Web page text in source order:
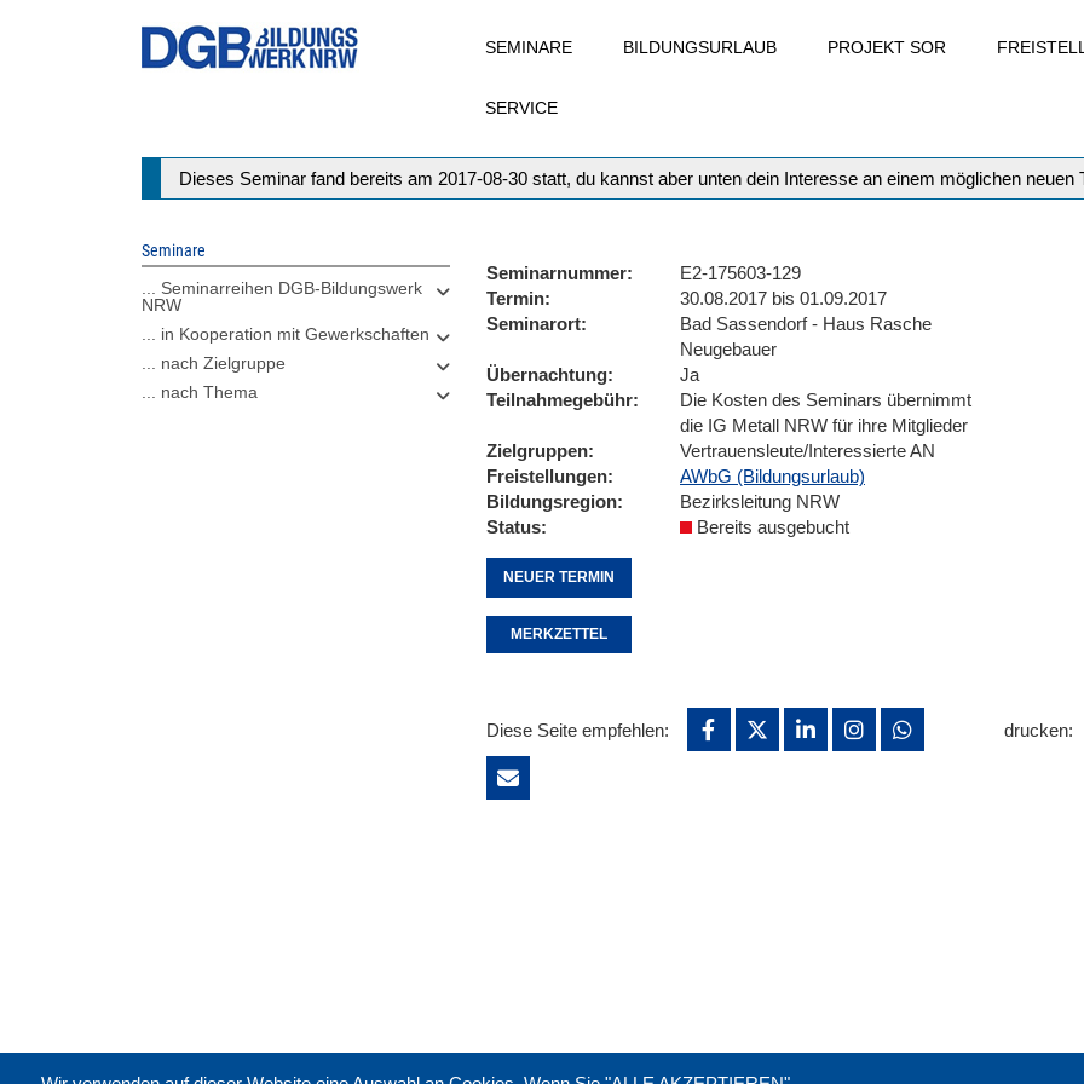
SEMINARE BILDUNGSURLAUB PROJEKT SOR
SERVICE
Statusmeldung
Dieses Seminar fand bereits am 2017-08-30 statt, du kannst aber unten dein Interesse an einem möglichen neuen
Seminare
... Seminarreihen DGB-Bildungswerk
NRW
... in Kooperation mit Gewerkschaften
... nach Zielgruppe
... nach Thema
Seminarnummer
E2-175603-129
Termin
30.08.2017 bis 01.09.2017
Seminarort
Bad Sassendorf - Haus Rasche
Neugebauer
Übernachtung
Ja
Teilnahmegebühr
Die Kosten des Seminars übernimmt
die IG Metall NRW für ihre Mitglieder
Zielgruppen
Vertrauensleute/Interessierte AN
Freistellungen
AWbG (Bildungsurlaub)
Bildungsregion
Bezirksleitung NRW
Status
Bereits ausgebucht
NEUER TERMIN
MERKZETTEL
Diese Seite empfehlen: drucken: